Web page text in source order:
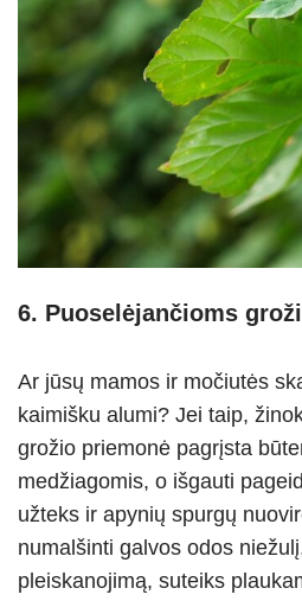
6. Puoselėjančioms
Ar jūsų mamos ir močiutės
kaimišku alumi? Jei taip,
grožio priemonė pagrįsta
medžiagomis, o išgauti
užteks ir apynių spurgų
numalšinti galvos odos
pleiskanojimą, suteiks